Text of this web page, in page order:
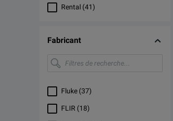
Rental (41)
Fabricant
Filtres
de
recherche...
Fluke (37)
FLIR (18)